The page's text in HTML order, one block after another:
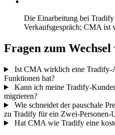
Die Einarbeitung bei
Verkaufsgespräch; CMA ist
Fragen zum
Ist CMA wirklich eine Tradify-
Funktionen hat?
Kann ich meine Tradify-
migrieren?
Wie schneidet der pauschale
zu Tradify für ein Zwei-Personen-
Hat CMA wie Tradify eine